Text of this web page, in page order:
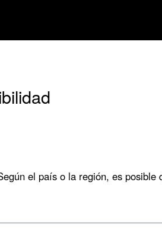
el país o la región, es posible